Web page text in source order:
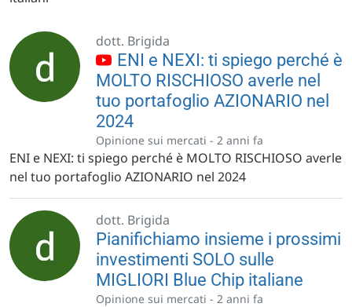
dott. Brigida
ENI e NEXI: ti spiego perché è
MOLTO RISCHIOSO averle nel
tuo portafoglio AZIONARIO nel
2024
Opinione sui mercati - 2 anni fa
ENI e NEXI: ti spiego perché è MOLTO RISCHIOSO averle
nel tuo portafoglio AZIONARIO nel 2024
dott. Brigida
Pianifichiamo insieme i prossimi
investimenti SOLO sulle
MIGLIORI Blue Chip italiane
Opinione sui mercati - 2 anni fa